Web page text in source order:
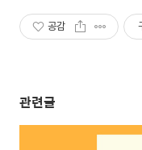
공감
관련글